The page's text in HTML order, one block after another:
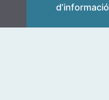
d’informació